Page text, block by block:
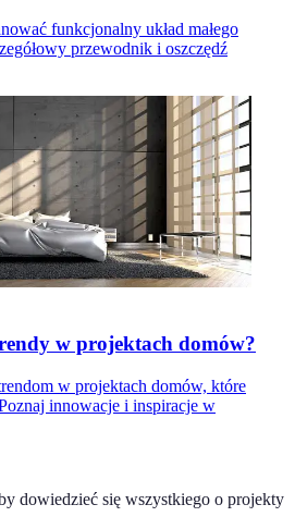
funkcjonalny układ małego
przewodnik i oszczędź
w projektach domów?
w projektach domów, które
innowacje i inspiracje w
dowiedzieć się wszystkiego o projekty